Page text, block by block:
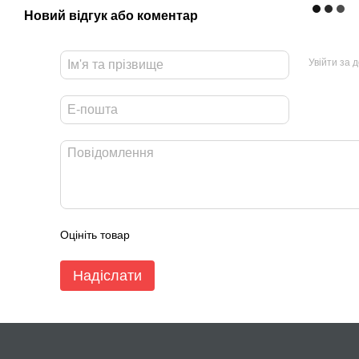
Товщина
Швидкість обертання
Повітряний потік, м³/год
Повітряний потік, CFM
Рівень шуму
Матеріал крильчатки
Новий відгук або коментар
Увійти за
Оцініть товар
Надіслати